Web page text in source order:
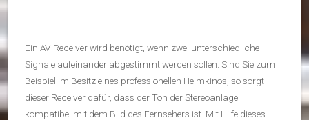
Ein AV-Receiver wird benötigt, wenn zwei unterschiedliche
Signale aufeinander abgestimmt werden sollen. Sind Sie zum
Beispiel im Besitz eines professionellen Heimkinos, so sorgt
dieser Receiver dafür, dass der Ton der Stereoanlage
kompatibel mit dem Bild des Fernsehers ist. Mit Hilfe dieses